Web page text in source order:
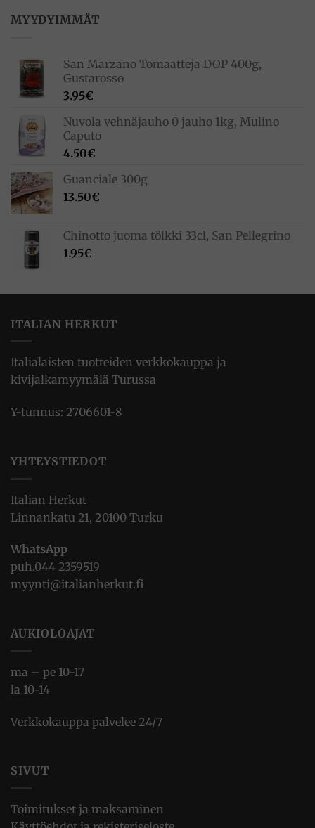
MYYDYIMMÄT
San Marzano Tomaatteja DOP 400g,
Gustarosso
3.95€
Nuvola vehnäjauho 0 jauho 1kg, Mulino
Caputo
4.50€
Guanciale 300g
13.50€
Chinotto juoma tölkki 33cl, San Pellegrino
1.95€
ITALIAN HERKUT
Italialaisten tuotteiden verkkokauppa ja
kivijalkamyymälä Turussa
Y-tunnus: 2706601-8
YHTEYSTIEDOT
Italian Herkut
Linnankatu 21, 20100 Turku
WhatsApp
puh.044 2359519
myynti@italianherkut.fi
AUKIOLOAJAT
ma – pe 10-17
la 10-14
Verkkokauppa palvelee 24/7
SIVUT
Toimitukset ja maksaminen